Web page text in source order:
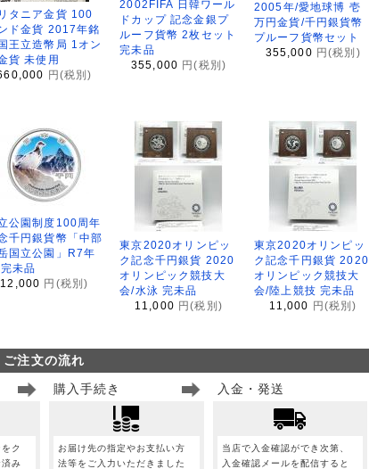
タニア金貨 100
ド金貨 2017年銘
王立造幣局 1オン
貨 未使用
円(税別)
2002FIFA 日韓ワール
ドカップ 記念金銀プ
ルーフ貨幣 2枚セット
完未品
355,000 円(税別)
2005年/愛地球博 壱
万円金貨/千円銀貨幣
プルーフ貨幣セット
355,000 円(税別)
公園制度100周年
千円銀貨幣「中部
国立公園」R7年
未品
12,000 円(税別)
東京2020オリンピッ
ク記念千円銀貨 2020
オリンピック競技大
会/水泳 完未品
11,000 円(税別)
東京2020オリンピッ
ク記念千円銀貨 2020
オリンピック競技大
会/陸上競技 完未品
11,000 円(税別)
ご注文の流れ
ク
み
購入手続き
お届け先の指定やお支払い方
法等をご入力いただきました
入金・発送
当店で入金確認ができ次第、
入金確認メールを配信すると